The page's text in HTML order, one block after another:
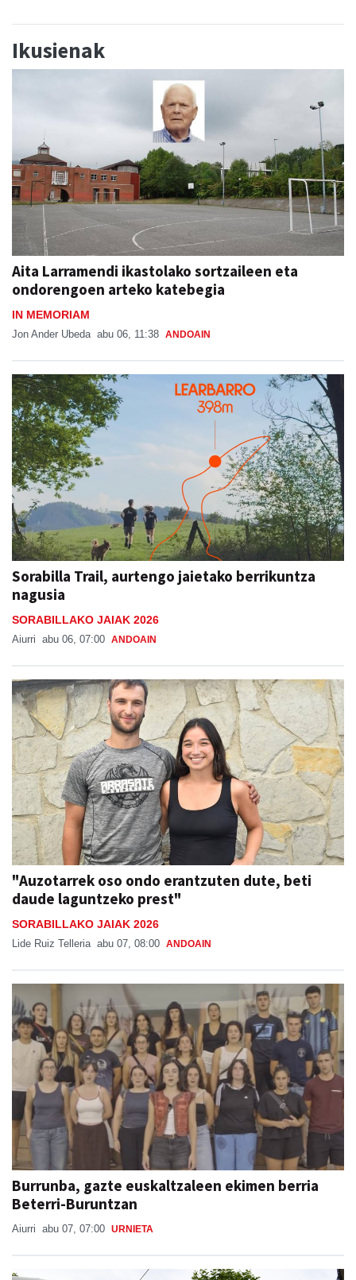
Ikusienak
Aita Larramendi ikastolako sortzaileen eta
ondorengoen arteko katebegia
IN MEMORIAM
Jon Ander Ubeda abu 06, 11:38 ANDOAIN
Sorabilla Trail, aurtengo jaietako berrikuntza
nagusia
SORABILLAKO JAIAK 2026
Aiurri abu 06, 07:00 ANDOAIN
"Auzotarrek oso ondo erantzuten dute, beti
daude laguntzeko prest"
SORABILLAKO JAIAK 2026
Lide Ruiz Telleria abu 07, 08:00 ANDOAIN
Burrunba, gazte euskaltzaleen ekimen berria
Beterri-Buruntzan
Aiurri abu 07, 07:00 URNIETA